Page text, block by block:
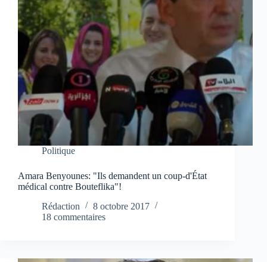
Politique
Amara Benyounes: "Ils demandent un coup-d'État
médical contre Bouteflika"!
Rédaction
8 octobre 2017
18 commentaires